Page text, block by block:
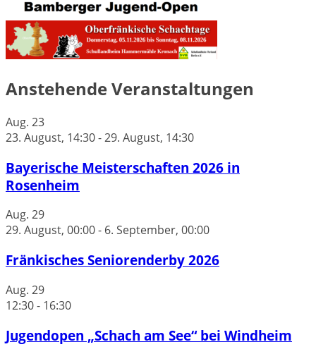
Anstehende Veranstaltungen
Aug. 23
23. August, 14:30-29. August, 14:30
Bayerische Meisterschaften 2026 in
Rosenheim
Aug. 29
29. August, 00:00- 6. September, 00:00
Fränkisches Seniorenderby 2026
Aug. 29
12:30- 16:30
Jugendopen „Schach am See“ bei Windheim